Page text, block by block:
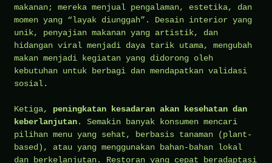
makanan; mereka menjual pengalaman, estetika, dan
momen yang “layak diunggah”. Desain interior yang
unik, penyajian makanan yang artistik, dan
hidangan viral menjadi daya tarik utama, mengubah
makan menjadi kegiatan yang didorong oleh
kebutuhan untuk berbagi dan mendapatkan validasi
sosial.
Ketiga, peningkatan kesadaran akan kesehatan dan
keberlanjutan. Semakin banyak konsumen mencari
pilihan menu yang sehat, berbasis tanaman (plant-
based), atau yang menggunakan bahan-bahan lokal
dan berkelanjutan. Restoran yang cepat beradaptasi